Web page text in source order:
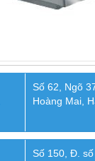
Số 62, Ngõ
Hoàng Mai,
Số 150, Đ.